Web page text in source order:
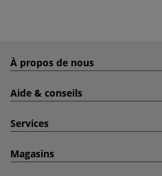
À propos de nous
Aide & conseils
Services
Magasins